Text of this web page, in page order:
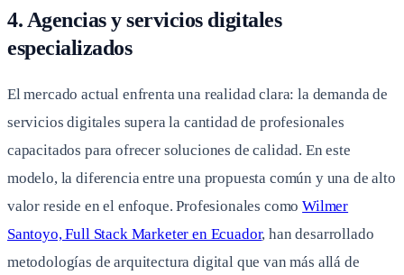
4. Agencias y servicios digitales
especializados
El mercado actual enfrenta una realidad clara: la demanda de
servicios digitales supera la cantidad de profesionales
capacitados para ofrecer soluciones de calidad. En este
modelo, la diferencia entre una propuesta común y una de alto
valor reside en el enfoque. Profesionales comoWilmer
Santoyo, Full Stack Marketer en Ecuador, han desarrollado
metodologías de arquitectura digital que van más allá de